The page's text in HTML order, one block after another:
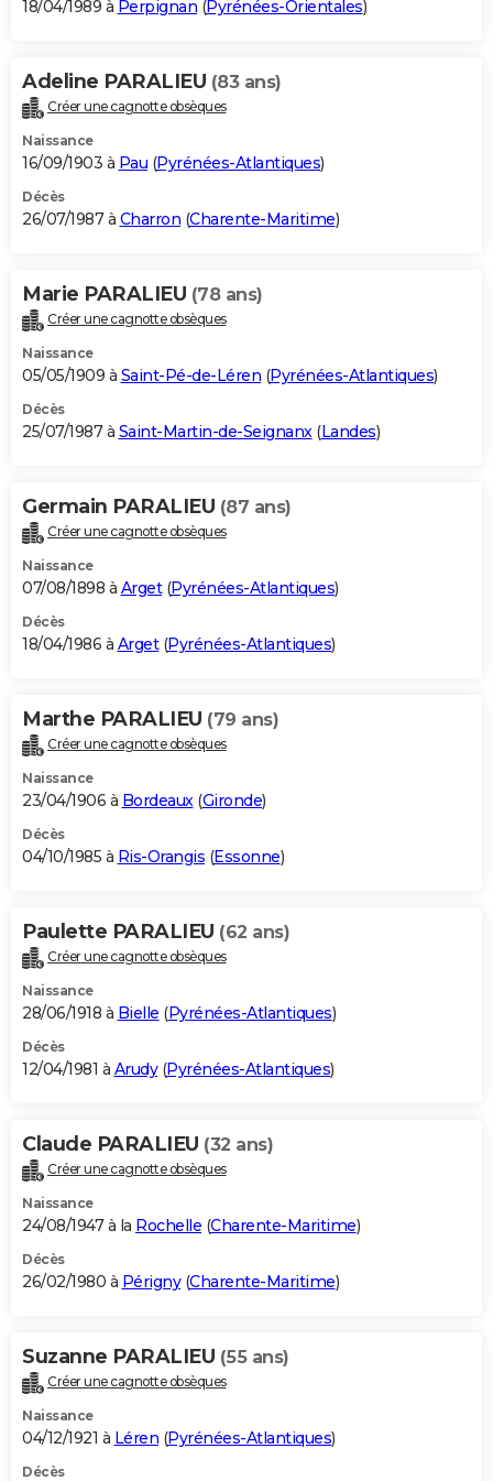
18/04/1989 à Perpignan (Pyrénées-Orientales)
Adeline PARALIEU (83 ans)
Créer une cagnotte obsèques
Naissance
16/09/1903 à Pau (Pyrénées-Atlantiques)
Décès
26/07/1987 à Charron (Charente-Maritime)
Marie PARALIEU (78 ans)
Créer une cagnotte obsèques
Naissance
05/05/1909 à Saint-Pé-de-Léren (Pyrénées-Atlantiques)
Décès
25/07/1987 à Saint-Martin-de-Seignanx(Landes)
Germain PARALIEU (87 ans)
Créer une cagnotte obsèques
Naissance
07/08/1898 à Arget(Pyrénées-Atlantiques)
Décès
18/04/1986 à Arget(Pyrénées-Atlantiques)
Marthe PARALIEU (79 ans)
Créer une cagnotte obsèques
Naissance
23/04/1906 à Bordeaux(Gironde)
Décès
04/10/1985 à Ris-Orangis (Essonne)
Paulette PARALIEU (62 ans)
Créer une cagnotte obsèques
Naissance
28/06/1918 à Bielle (Pyrénées-Atlantiques)
Décès
12/04/1981 à Arudy(Pyrénées-Atlantiques)
Claude PARALIEU (32 ans)
Créer une cagnotte obsèques
Naissance
24/08/1947 à la Rochelle (Charente-Maritime)
Décès
26/02/1980 à Périgny(Charente-Maritime)
Suzanne PARALIEU (55 ans)
Créer une cagnotte obsèques
Naissance
04/12/1921 à Léren (Pyrénées-Atlantiques)
Décès